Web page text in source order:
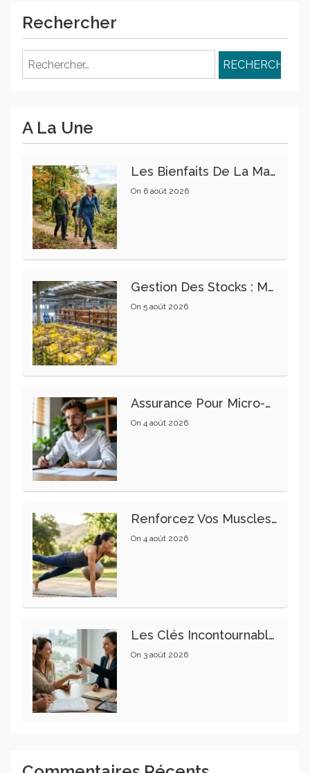
Rechercher
Rechercher :
A La Une
Les Bienfaits De La Marche Sur La Santé Physique Et Mentale
On 6 août 2026
Gestion Des Stocks : Meilleures Pratiques Intralogistiques
On 5 août 2026
Assurance Pour Micro-Entrepreneur : Les Garanties Essentielles À Connaître
On 4 août 2026
Renforcez Vos Muscles Profonds Pour Apaiser Votre Mal De Dos
On 4 août 2026
Les Clés Incontournables Pour Réussir Vos Transactions Immobilières
On 3 août 2026